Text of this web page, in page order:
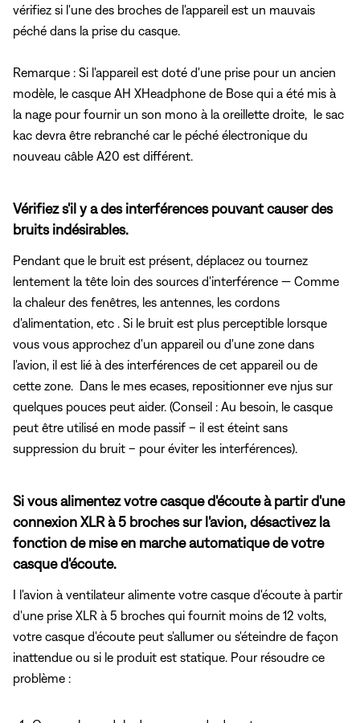
vérifiez si l'une des broches de l'appareil est un mauvais
péché dans la prise du casque.
Remarque : Si l'appareil est doté d'une prise pour un ancien
modèle, le casque AH XHeadphone de Bose qui a été mis à
la nage pour fournir un son mono à la oreillette droite, le sac
kac devra être rebranché car le péché électronique du
nouveau câble A20 est différent.
Vérifiez s'il y a des interférences pouvant causer des
bruits indésirables.
Pendant que le bruit est présent, déplacez ou tournez
lentement la tête loin des sources d'interférence — Comme
la chaleur des fenêtres, les antennes, les cordons
d'alimentation, etc . Si le bruit est plus perceptible lorsque
vous vous approchez d'un appareil ou d'une zone dans
l'avion, il est lié à des interférences de cet appareil ou de
cette zone. Dans le mes ecases, repositionner eve njus sur
quelques pouces peut aider. (Conseil : Au besoin, le casque
peut être utilisé en mode passif – il est éteint sans
suppression du bruit – pour éviter les interférences).
Si vous alimentez votre casque d'écoute à partir d'une
connexion XLR à 5 broches sur l'avion, désactivez la
fonction de mise en marche automatique de votre
casque d'écoute.
I l'avion à ventilateur alimente votre casque d'écoute à partir
d'une prise XLR à 5 broches qui fournit moins de 12 volts,
votre casque d'écoute peut s'allumer ou s'éteindre de façon
inattendue ou si le produit est statique. Pour résoudre ce
problème :